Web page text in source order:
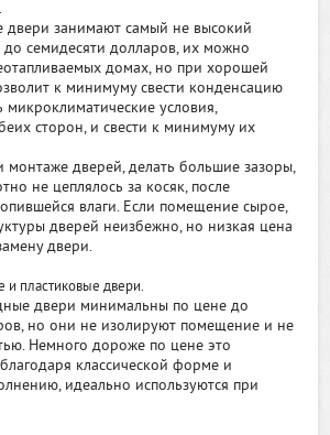
двери занимают самый не высокий
семидесяти долларов, их можно
домах, но при хорошей
к минимуму свести конденсацию
микроклиматические условия,
сторон, и свести к минимуму их
монтаже дверей, делать большие зазоры,
не цеплялось за косяк, после
влаги. Если помещение сырое,
дверей неизбежно, но низкая цена
двери.
и пластиковые двери.
двери минимальны по цене до
но они не изолируют помещение и не
Немного дороже по цене это
классической форме и
идеально используются при